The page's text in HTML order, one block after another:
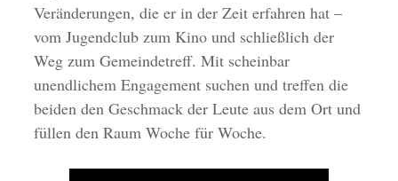
Veränderungen, die er in der Zeit erfahren hat –
vom Jugendclub zum Kino und schließlich der
Weg zum Gemeindetreff. Mit scheinbar
unendlichem Engagement suchen und treffen die
beiden den Geschmack der Leute aus dem Ort und
füllen den Raum Woche für Woche.